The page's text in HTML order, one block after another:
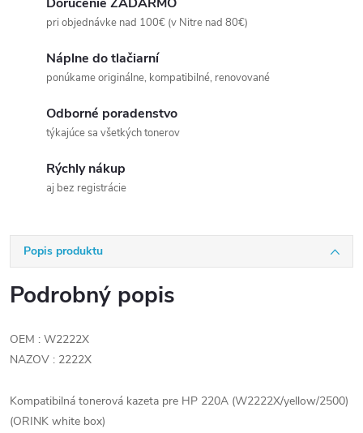
pri objednávke nad 100€ (v Nitre nad 80€)
Náplne do tlačiarní
ponúkame originálne, kompatibilné, renovované
Odborné poradenstvo
týkajúce sa všetkých tonerov
Rýchly nákup
aj bez registrácie
Popis produktu
Podrobný popis
OEM : W2222X
NAZOV : 2222X
Kompatibilná tonerová kazeta pre HP 220A (W2222X/yellow/2500)
(ORINK white box)